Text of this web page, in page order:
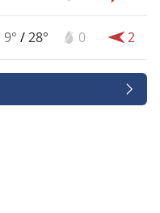
9° /28° 0 2